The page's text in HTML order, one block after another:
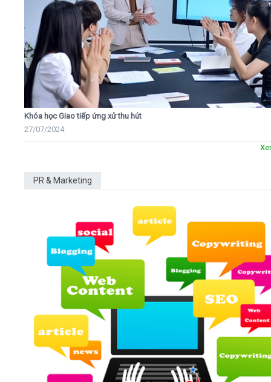
Khóa học Giao tiếp ứng xử thu hút
27/07/2024
PR & Marketing